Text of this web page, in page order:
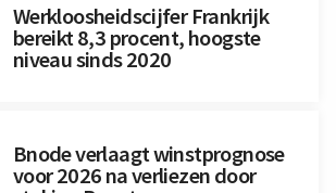
Werkloosheidscijfer Frankrijk
bereikt 8,3 procent, hoogste
niveau sinds 2020
Bnode verlaagt winstprognose
voor 2026 na verliezen door